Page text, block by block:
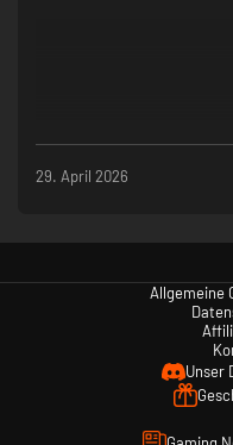
29. April 2026
Allgemeine
Unser